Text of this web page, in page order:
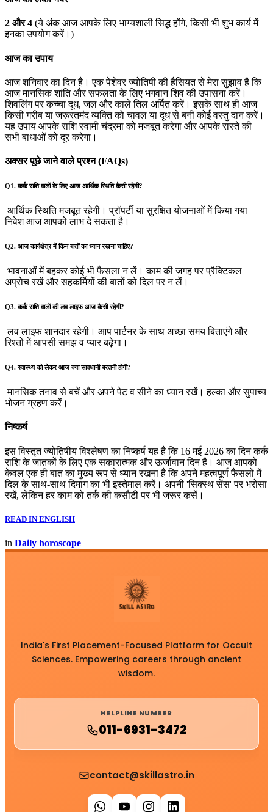
2 और 4 (ये अंक आज आपके लिए भाग्यशाली सिद्ध होंगे, किसी भी शुभ कार्य में
इनका उपयोग करें।)
आज का उपाय
आज शनिवार का दिन है। एक पेशेवर ज्योतिषी की हैसियत से मेरा सुझाव है कि
आज मानसिक शांति और सफलता के लिए भगवान शिव की उपासना करें।
शिवलिंग पर कच्चा दूध, जल और काले तिल अर्पित करें। इसके साथ ही आज
किसी गरीब या जरूरतमंद व्यक्ति को चावल या दूध से बनी कोई वस्तु दान करें।
यह उपाय आपके राशि स्वामी चंद्रमा को मजबूत करेगा और आपके रास्ते की
सभी बाधाओं को दूर करेगा।
अक्सर पूछे जाने वाले प्रश्न (FAQs)
Q1. कर्क राशि वालों के लिए आज आर्थिक स्थिति कैसी रहेगी?
आर्थिक स्थिति मजबूत रहेगी। प्रॉपर्टी या सुरक्षित योजनाओं में किया गया
निवेश आज आपको लाभ दे सकता है।
Q2. आज कार्यक्षेत्र में किन बातों का ध्यान रखना चाहिए?
भावनाओं में बहकर कोई भी फैसला न लें। काम की जगह पर प्रैक्टिकल
अप्रोच रखें और सहकर्मियों की बातों को दिल पर न लें।
Q3. कर्क राशि वालों की लव लाइफ आज कैसी रहेगी?
लव लाइफ शानदार रहेगी। आप पार्टनर के साथ अच्छा समय बिताएंगे और
रिश्तों में आपसी समझ व प्यार बढ़ेगा।
Q4. स्वास्थ्य को लेकर आज क्या सावधानी बरतनी होगी?
मानसिक तनाव से बचें और अपने पेट व सीने का ध्यान रखें। हल्का और सुपाच्य
भोजन ग्रहण करें।
निष्कर्ष
इस विस्तृत ज्योतिषीय विश्लेषण का निष्कर्ष यह है कि 16 मई 2026 का दिन कर्क
राशि के जातकों के लिए एक सकारात्मक और ऊर्जावान दिन है। आज आपको
केवल एक ही बात का मुख्य रूप से ध्यान रखना है कि अपने महत्वपूर्ण फैसलों में
दिल के साथ-साथ दिमाग का भी इस्तेमाल करें। अपनी 'सिक्स्थ सेंस' पर भरोसा
रखें, लेकिन हर काम को तर्क की कसौटी पर भी जरूर कसें।
READ IN ENGLISH
in Daily horoscope
India's First Placement-Focused Platform for Occult
Sciences. Empowering careers through ancient
wisdom.
HELPLINE NUMBER
011-6931-3472
contact@skillastro.in